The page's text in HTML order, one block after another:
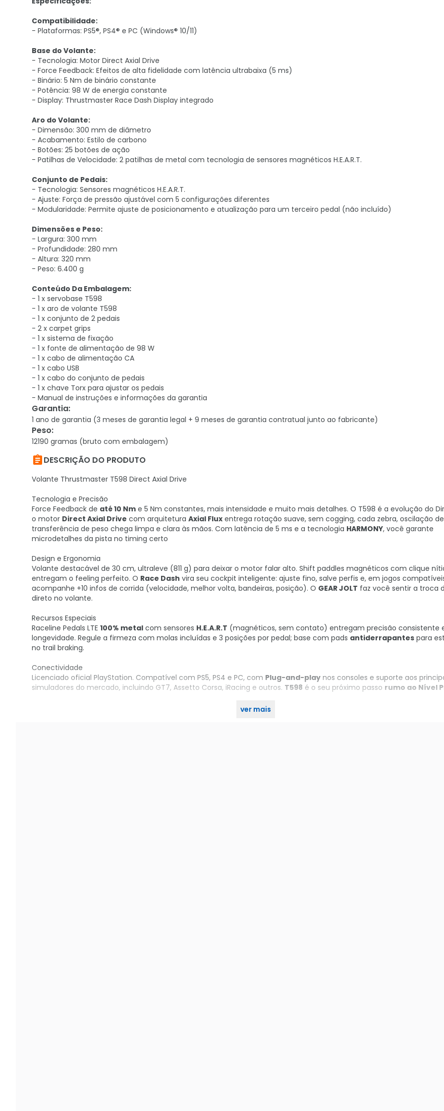
Compatibilidade:
- Plataformas: PS5®, PS4® e PC (Windows® 10/11)
Base do Volante:
- Tecnologia: Motor Direct Axial Drive
- Force Feedback: Efeitos de alta fidelidade com latência ultrabaixa (5 ms)
- Binário: 5 Nm de binário constante
- Potência: 98 W de energia constante
- Display: Thrustmaster Race Dash Display integrado
Aro do Volante:
- Dimensão: 300 mm de diâmetro
- Acabamento: Estilo de carbono
- Botões: 25 botões de ação
- Patilhas de Velocidade: 2 patilhas de metal com tecnologia de sensores magnéticos H.E.A.R.T.
Conjunto de Pedais:
- Tecnologia: Sensores magnéticos H.E.A.R.T.
- Ajuste: Força de pressão ajustável com 5 configurações diferentes
- Modularidade: Permite ajuste de posicionamento e atualização para um terceiro pedal (não incluído)
Dimensões e Peso:
- Largura: 300 mm
- Profundidade: 280 mm
- Altura: 320 mm
- Peso: 6.400 g
Conteúdo Da Embalagem:
- 1 x servobase T598
- 1 x aro de volante T598
- 1 x conjunto de 2 pedais
- 2 x carpet grips
- 1 x sistema de fixação
- 1 x fonte de alimentação de 98 W
- 1 x cabo de alimentação CA
- 1 x cabo USB
- 1 x cabo do conjunto de pedais
- 1 x chave Torx para ajustar os pedais
- Manual de instruções e informações da garantia
Garantia:
1 ano de garantia (3 meses de garantia legal + 9 meses de garantia contratual junto ao fabricante)
Peso:
12190 gramas (bruto com embalagem)
DESCRIÇÃO DO PRODUTO
Volante Thrustmaster T598 Direct Axial Drive
Tecnologia e Precisão
Force Feedback de até 10 Nm e 5 Nm constantes, mais intensidade e muito mais detalhes. O T598 é a evolução do
o motor Direct Axial Drive com arquitetura Axial Flux entrega rotação suave, sem cogging, cada zebra, oscilação
transferência de peso chega limpa e clara às mãos. Com latência de 5 ms e a tecnologia HARMONY, você garante
microdetalhes da pista no timing certo
Design e Ergonomia
Volante destacável de 30 cm, ultraleve (811 g) para deixar o motor falar alto. Shift paddles magnéticos com clique
entregam o feeling perfeito. O Race Dash vira seu cockpit inteligente: ajuste fino, salve perfis e, em jogos
acompanhe +10 infos de corrida (velocidade, melhor volta, bandeiras, posição). O GEAR JOLT faz você sentir a troca
direto no volante.
Recursos Especiais
Raceline Pedals LTE 100% metal com sensores H.E.A.R.T (magnéticos, sem contato) entregam precisão consistente
longevidade. Regule a firmeza com molas incluídas e 3 posições por pedal; base com pads antiderrapantes para
no trail braking.
Conectividade
Licenciado oficial PlayStation. Compatível com PS5, PS4 e PC, com Plug-and-play nos consoles e suporte aos
simuladores do mercado, incluindo GT7, Assetto Corsa, iRacing e outros. T598 é o seu próximo passo rumo ao Nível
ver mais